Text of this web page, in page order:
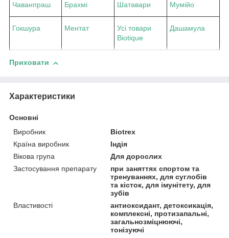
Чаванпраш Брахмі Шатавари Мумійо
Гокшура Ментат
Усі товари
Biotique
Дашамула
Приховати
Характеристики
Основні
Виробник
Biotrex
Країна виробник
Індія
Вікова група
Для дорослих
Застосування препарату
при заняттях спортом та
тренуваннях, для суглобів
та кісток, для імунітету, для
зубів
Властивості
антиоксидант, детоксикація,
комплексні, протизапальні,
загальнозміцнюючі,
тонізуючі